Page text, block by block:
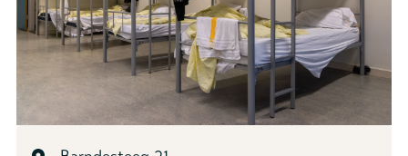
Doelgroep *
Gezinnen